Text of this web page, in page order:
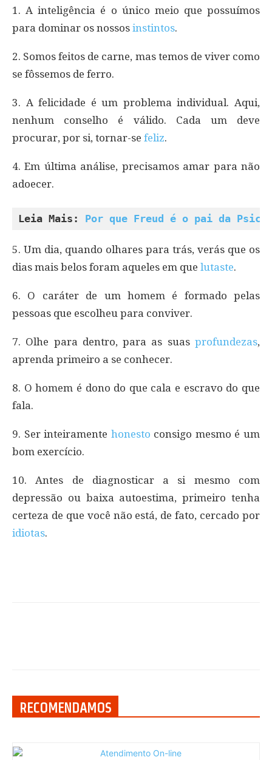
1. A inteligência é o único meio que possuímos
para dominar os nossos instintos.
2. Somos feitos de carne, mas temos de viver como
se fôssemos de ferro.
3. A felicidade é um problema individual. Aqui,
nenhum conselho é válido. Cada um deve
procurar, por si, tornar-se feliz.
4. Em última análise, precisamos amar para não
adoecer.
Leia Mais: Por que Freud é o pai da
5. Um dia, quando olhares para trás, verás que os
dias mais belos foram aqueles em que lutaste.
6. O caráter de um homem é formado pelas
pessoas que escolheu para conviver.
7. Olhe para dentro, para as suas profundezas,
aprenda primeiro a se conhecer.
8. O homem é dono do que cala e escravo do que
fala.
9. Ser inteiramente honesto consigo mesmo é um
bom exercício.
10. Antes de diagnosticar a si mesmo com
depressão ou baixa autoestima, primeiro tenha
certeza de que você não está, de fato, cercado por
idiotas.
RECOMENDAMOS